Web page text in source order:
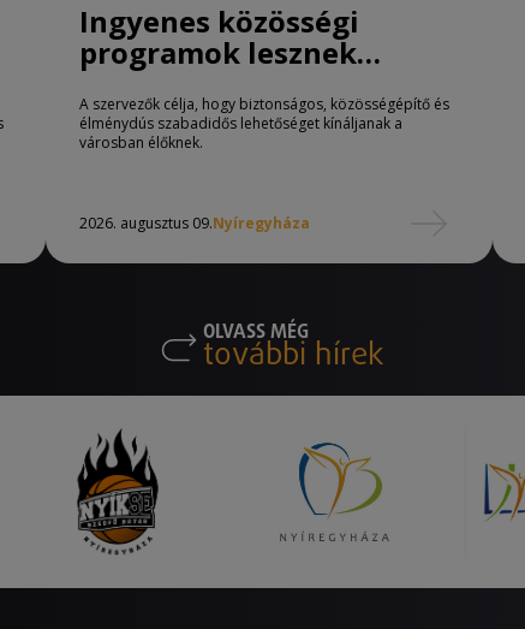
Ingyenes közösségi
programok lesznek
Nyíregyházán
A szervezők célja, hogy biztonságos, közösségépítő és
élménydús szabadidős lehetőséget kínáljanak a
városban élőknek.
2026. augusztus 09.Nyíregyháza
OLVASS MÉG
további hírek